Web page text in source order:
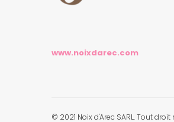
www.noixdarec.com
© 2021 Noix d'Arec SARL. Tout droit